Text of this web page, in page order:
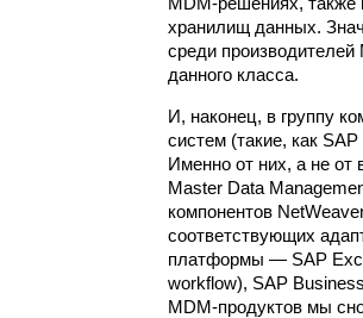
хранилищ данных.
среди
данного класса.
И, наконец, в группу
систем (такие, как
Именно от них, а не от
Master Data
компонентов
соответствующих
платформы — SAP
workflow), SAP
MDM-продуктов мы